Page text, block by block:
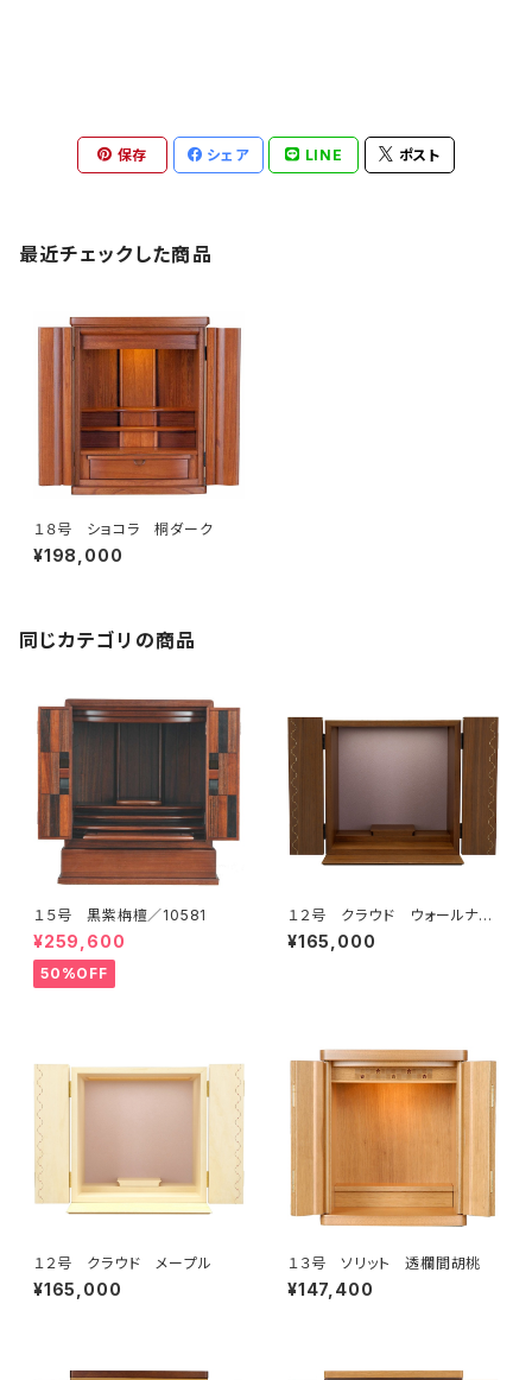
保存 シェア LINE ポスト
最近チェックした商品
１８号 ショコラ 桐ダーク
¥198,000
同じカテゴリの商品
１５号 黒紫栴檀／10581
¥259,600
50%OFF
１２号 クラウド ウォールナッ
ト
¥165,000
１２号 クラウド メープル
¥165,000
１３号 ソリット 透欄間胡桃
¥147,400